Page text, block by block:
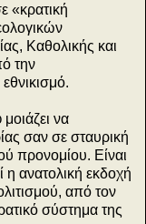
«κρατική
Καθολικής και
την
να
σαν σε σταυρική
προνομίου. Είναι
η ανατολική εκδοχή
από τον
σύστημα της